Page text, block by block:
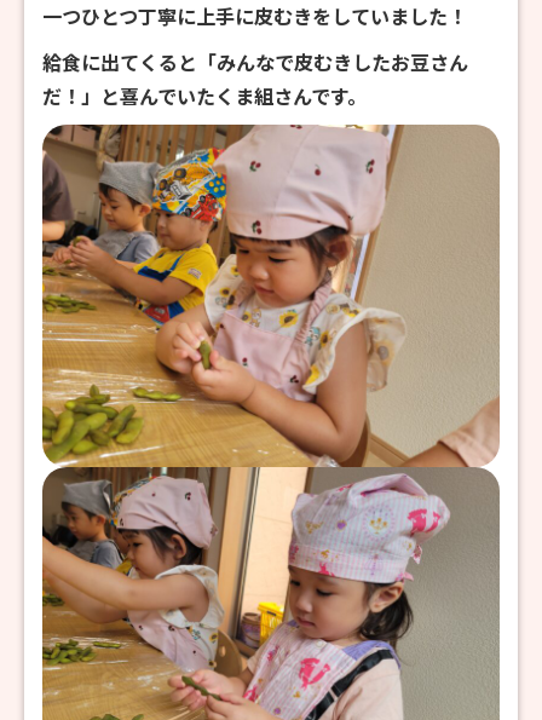
一つひとつ丁寧に上手に皮むきをしていました！
給食に出てくると「みんなで皮むきしたお豆さん
だ！」と喜んでいたくま組さんです。